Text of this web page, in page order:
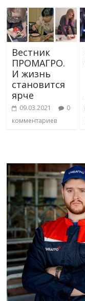
Вестник
ПРОМАГРО.
И жизнь
становится
ярче
09.03.2021
0
комментариев